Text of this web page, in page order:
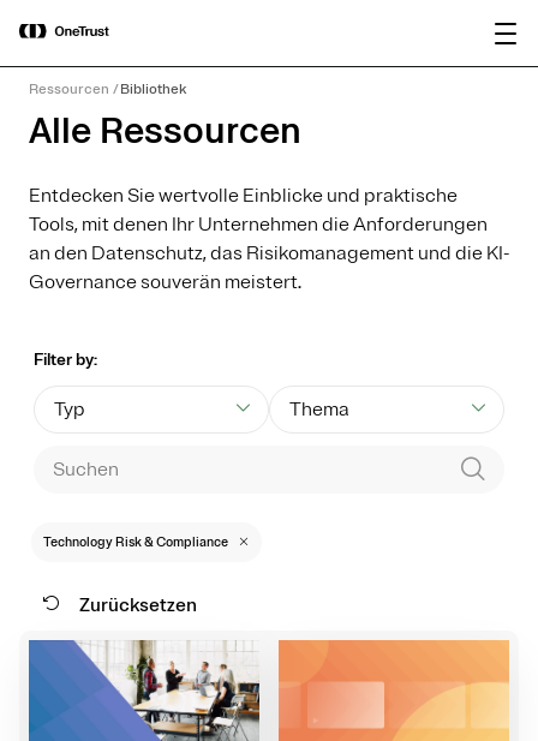
OneTrust als „Visionär“ im Gartner®
Magic Quadrant™ 2026 für
Plattformen zur KI-Governance
ausgezeichnet.
Ressourcen Bibliothek
Alle Ressourcen
Entdecken Sie wertvolle Einblicke und praktische
Tools, mit denen Ihr Unternehmen die Anforderungen
an den Datenschutz, das Risikomanagement und die KI-
Governance souverän meistert.
Filter by:
Typ Thema
Technology Risk & Compliance
Zurücksetzen